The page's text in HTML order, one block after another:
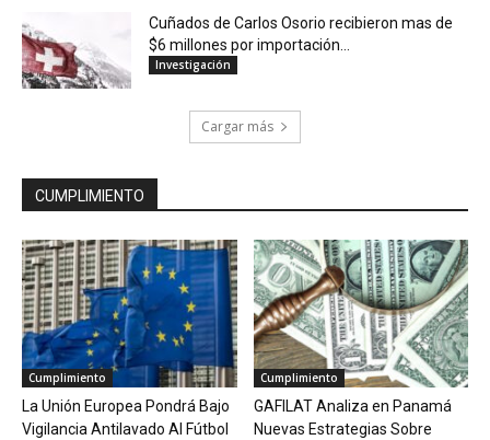
Cuñados de Carlos Osorio recibieron mas de
$6 millones por importación...
Investigación
Cargar más
CUMPLIMIENTO
Cumplimiento
La Unión Europea Pondrá Bajo
Vigilancia Antilavado Al Fútbol
Cumplimiento
GAFILAT Analiza en Panamá
Nuevas Estrategias Sobre